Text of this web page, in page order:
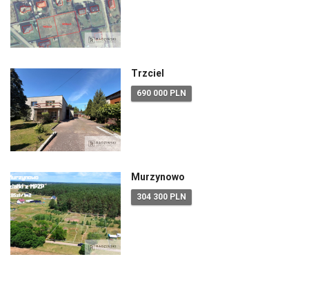
Trzciel
690 000 PLN
Murzynowo
304 300 PLN